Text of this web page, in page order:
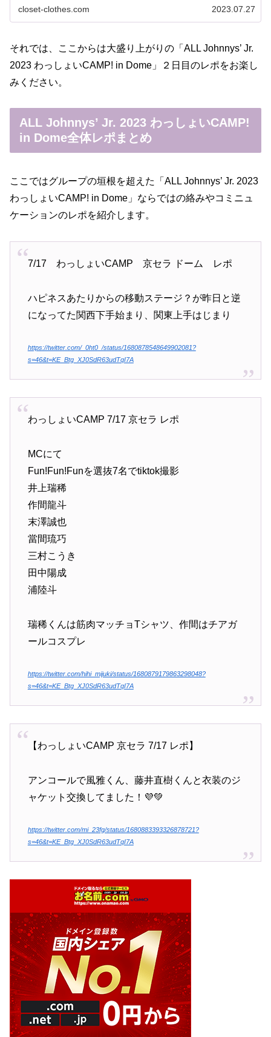
closet-clothes.com 2023.07.27
それでは、ここからは大盛り上がりの「ALL Johnnys’ Jr.
2023 わっしょいCAMP! in Dome」２日目のレポをお楽し
みください。
ALL Johnnys’ Jr. 2023 わっしょいCAMP!
in Dome全体レポまとめ
ここではグループの垣根を超えた「ALL Johnnys’ Jr. 2023
わっしょいCAMP! in Dome」ならではの絡みやコミニュ
ケーションのレポを紹介します。
7/17 わっしょいCAMP 京セラ ドーム レポ
ハピネスあたりからの移動ステージ？が昨日と逆
になってた関西下手始まり、関東上手はじまり
https://twitter.com/_0ht0_/status/1680878548649902081?
s=46&t=KE_Btg_XJ0SdR63udTqI7A
わっしょいCAMP 7/17 京セラ レポ
MCにて
Fun!Fun!Funを選抜7名でtiktok撮影
井上瑞稀
作間龍斗
末澤誠也
當間琉巧
三村こうき
田中陽成
浦陸斗
瑞稀くんは筋肉マッチョTシャツ、作間はチアガ
ールコスプレ
https://twitter.com/hihi_mijuki/status/1680879179863298048?
s=46&t=KE_Btg_XJ0SdR63udTqI7A
【わっしょいCAMP 京セラ 7/17 レポ】
アンコールで風雅くん、藤井直樹くんと衣装のジ
ャケット交換してました！💜💚
https://twitter.com/mi_23fg/status/1680883393326878721?
s=46&t=KE_Btg_XJ0SdR63udTqI7A